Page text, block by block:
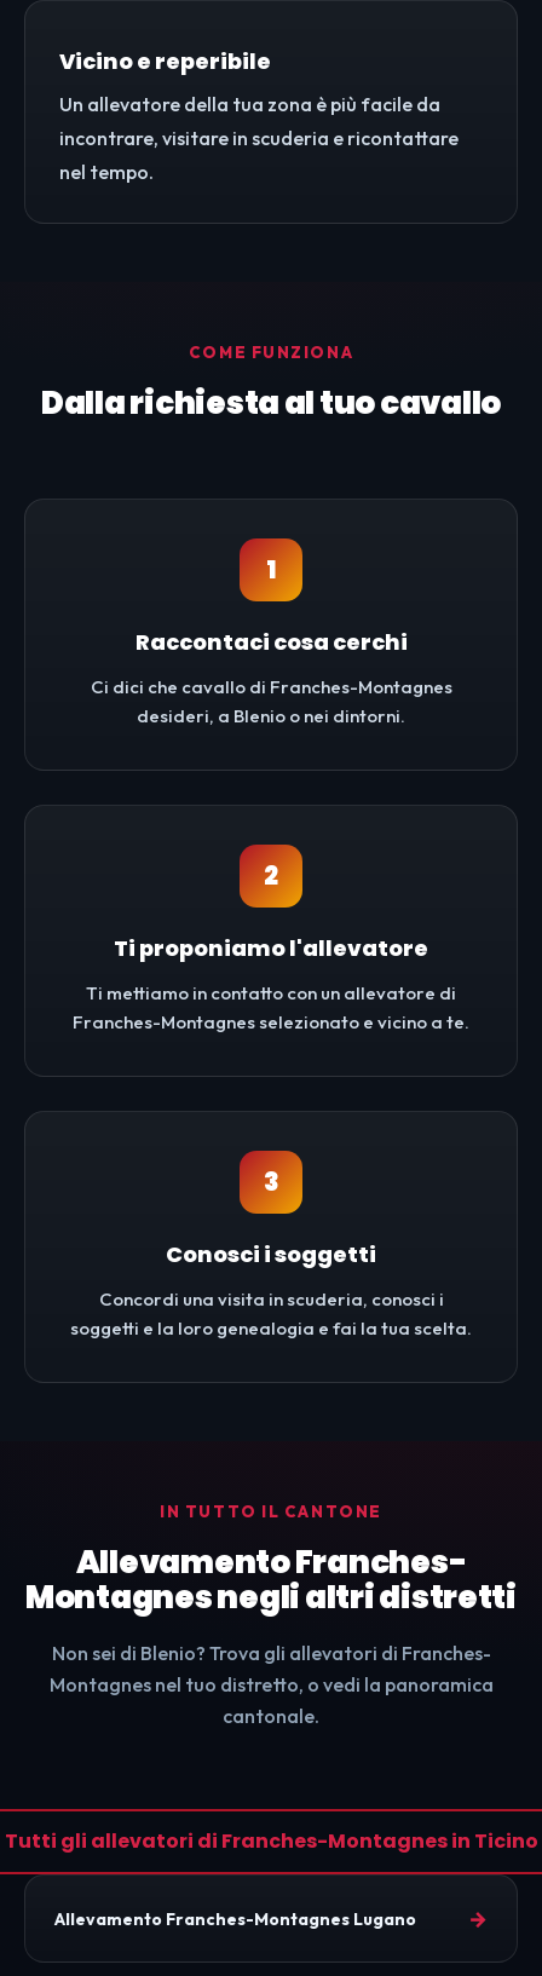
Vicino e reperibile
Un allevatore della tua zona è più facile da
incontrare, visitare in scuderia e ricontattare
nel tempo.
COME FUNZIONA
Dalla richiesta al tuo cavallo
1
Raccontaci cosa cerchi
Ci dici che cavallo di Franches-Montagnes
desideri, a Blenio o nei dintorni.
2
Ti proponiamo l'allevatore
Ti mettiamo in contatto con un allevatore di
Franches-Montagnes selezionato e vicino a te.
3
Conosci i soggetti
Concordi una visita in scuderia, conosci i
soggetti e la loro genealogia e fai la tua scelta.
IN TUTTO IL CANTONE
Allevamento Franches-
Montagnes negli altri distretti
Non sei di Blenio? Trova gli allevatori di Franches-
Montagnes nel tuo distretto, o vedi la panoramica
cantonale.
Tutti gli allevatori di Franches-Montagnes in Ticino
Allevamento Franches-Montagnes Lugano →